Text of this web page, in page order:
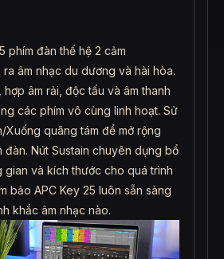
phím đàn thế hệ 2 cảm
âm nhạc du dương và hài hòa.
hợp âm rải, độc tấu và âm thanh
các phím vô cùng linh hoạt. Sử
Xuống quãng tám để mở rộng
đàn. Nút Sustain chuyên dụng bổ
gian và kích thước cho quá trình
bảo APC Key 25 luôn sẵn sàng
khắc âm nhạc nào.